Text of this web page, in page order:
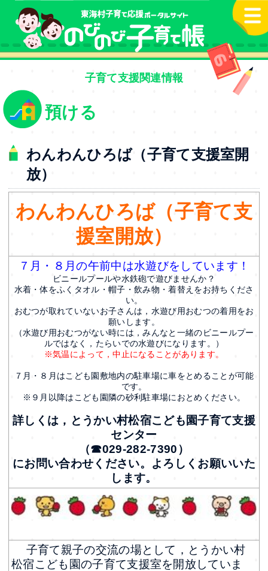
本文へ
子育て支援関連情報
預ける
わんわんひろば（子育て支援室開
放）
わんわんひろば（子育て支
援室開放）
７月・８月の午前中は水遊びをしています！
ビニールプールや水鉄砲で遊びませんか？
水着・体をふくタオル・帽子・飲み物・着替えをお持ちくださ
い。
おむつが取れていないお子さんは，水遊び用おむつの着用をお
願いします。
（水遊び用おむつがない時には，みんなと一緒のビニールプー
ルではなく，たらいでの水遊びになります。）
※気温によって，中止になることがあります。
７月・８月はこども園敷地内の駐車場に車をとめることが可能
です。
※９月以降はこども園隣の砂利駐車場におとめください。
詳しくは，とうかい村松宿こども園子育て支援
センター
（☎029-282-7390）
にお問い合わせください。よろしくお願いいた
します。
子育て親子の交流の場として，とうかい村
松宿こども園の子育て支援室を開放していま